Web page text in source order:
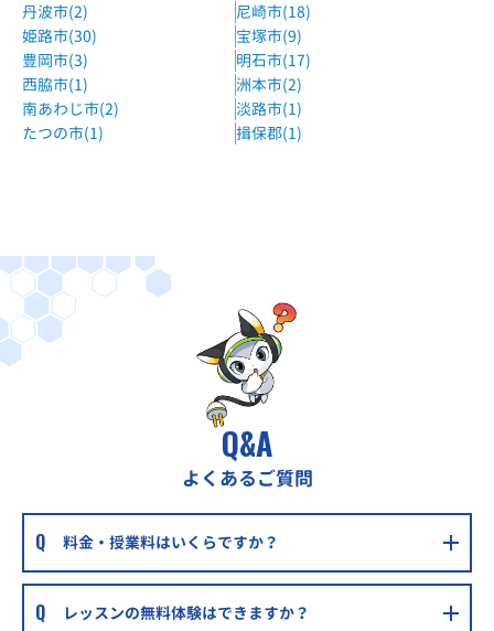
丹波市(2)
尼崎市(18)
姫路市(30)
宝塚市(9)
豊岡市(3)
明石市(17)
西脇市(1)
洲本市(2)
南あわじ市(2)
淡路市(1)
たつの市(1)
揖保郡(1)
Q&A
よくあるご質問
料金・授業料はいくらですか？
レッスンの無料体験はできますか？